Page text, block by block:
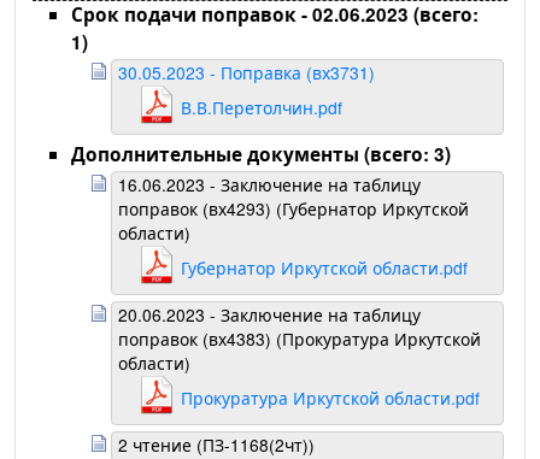
Срок подачи поправок - 02.06.2023 (всего:
1)
30.05.2023 - Поправка (вх3731)
В.В.Перетолчин.pdf
Дополнительные документы (всего: 3)
16.06.2023 - Заключение на таблицу
поправок (вх4293) (Губернатор Иркутской
области)
Губернатор Иркутской области.pdf
20.06.2023 - Заключение на таблицу
поправок (вх4383) (Прокуратура Иркутской
области)
Прокуратура Иркутской области.pdf
2 чтение (ПЗ-1168(2чт))